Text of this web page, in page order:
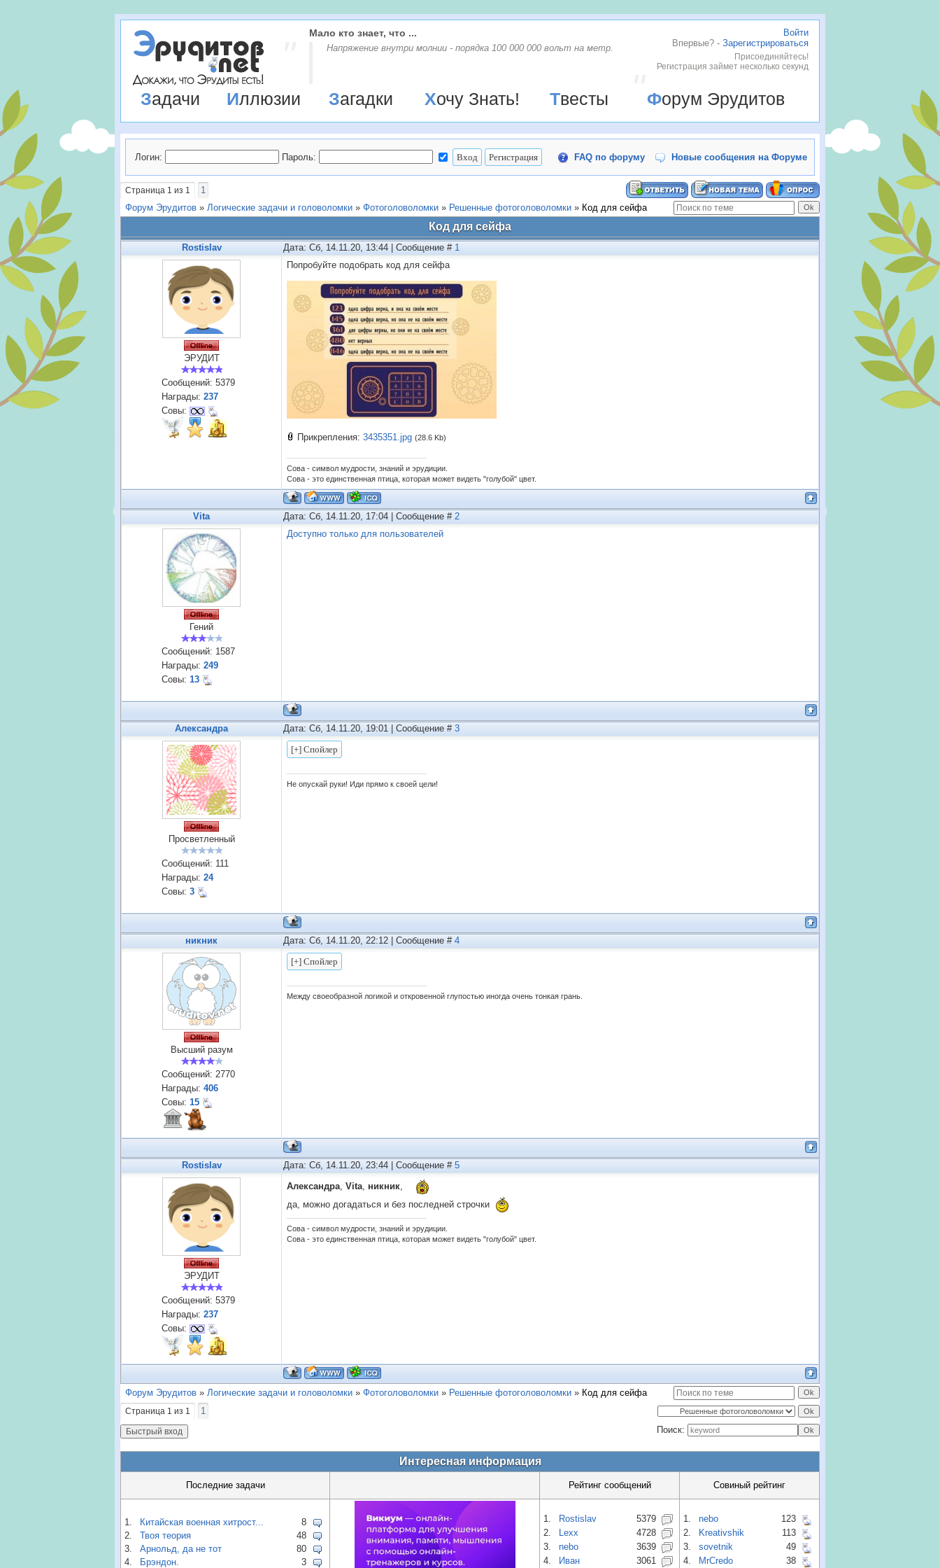
Войти
Впервые? - Зарегистрироваться
Присоединяйтесь!
Регистрация займет несколько секунд
Мало кто знает, что ...
Напряжение внутри молнии - порядка 100 000 000 вольт на метр.
Задачи Иллюзии Загадки Хочу Знать! Твесты Форум Эрудитов
Логин: Пароль: FAQ по форуму Новые сообщения на Форуме
Страница 1 из 1
1
Форум Эрудитов » Логические задачи и головоломки » Фотоголоволомки » Решенные фотоголоволомки » Код для сейфа
Код для сейфа
Rostislav Дата: Сб, 14.11.20, 13:44 | Сообщение # 1
ЭРУДИТ
Сообщений: 5379
Награды: 237
Совы:
Попробуйте подобрать код для сейфа
Прикрепления: 3435351.jpg (28.6 Kb)
Сова - символ мудрости, знаний и эрудиции.
Сова - это единственная птица, которая может видеть "голубой" цвет.
Vita Дата: Сб, 14.11.20, 17:04 | Сообщение # 2
Гений
Сообщений: 1587
Награды: 249
Совы: 13
Доступно только для пользователей
Александра Дата: Сб, 14.11.20, 19:01 | Сообщение # 3
Просветленный
Сообщений: 111
Награды: 24
Совы: 3
Не опускай руки! Иди прямо к своей цели!
никник Дата: Сб, 14.11.20, 22:12 | Сообщение # 4
Высший разум
Сообщений: 2770
Награды: 406
Совы: 15
Между своеобразной логикой и откровенной глупостью иногда очень тонкая грань.
Rostislav Дата: Сб, 14.11.20, 23:44 | Сообщение # 5
ЭРУДИТ
Сообщений: 5379
Награды: 237
Совы:
Александра, Vita, никник,
да, можно догадаться и без последней строчки
Сова - символ мудрости, знаний и эрудиции.
Сова - это единственная птица, которая может видеть "голубой" цвет.
Форум Эрудитов » Логические задачи и головоломки » Фотоголоволомки » Решенные фотоголоволомки » Код для сейфа
Страница 1 из 1
1
Поиск:
Интересная информация
Последние задачи Рейтинг сообщений Совиный рейтинг
1. Китайская военная хитрост...
8
2.
Твоя теория
48
3.
Арнольд, да не тот
80
4.
Брэндон. 3
1. Rostislav
5379
2.
Lexx
4728
3.
nebo
3639
4.
Иван 3061
1. nebo
123
2.
Kreativshik
113
3.
sovetnik
49
4.
MrCredo 38